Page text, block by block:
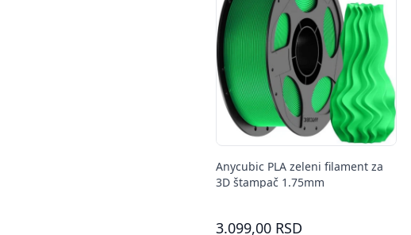
Anycubic PLA zeleni filament za
3D štampač 1.75mm
3.099,00 RSD